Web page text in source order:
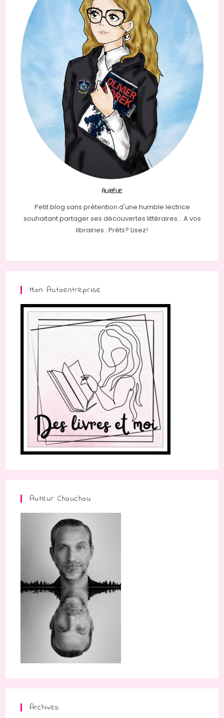
AURÉLIE
Petit blog sans prétention d'une humble lectrice
souhaitant partager ses découvertes littéraires... A vos
librairies : Prêts? Lisez!
Mon Autoentreprise
Auteur Chouchou
Archives